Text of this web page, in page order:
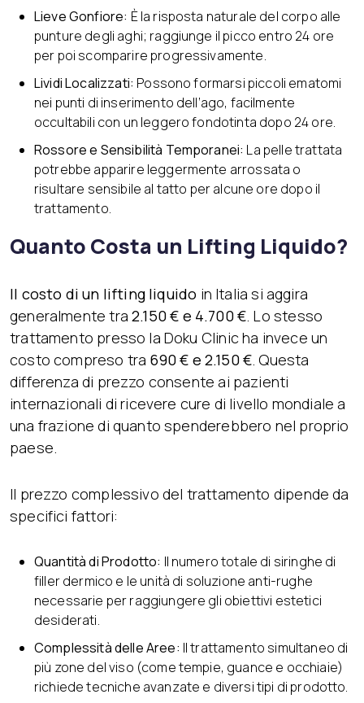
Lieve Gonfiore: È la risposta naturale del corpo alle
punture degli aghi; raggiunge il picco entro 24 ore
per poi scomparire progressivamente.
Lividi Localizzati: Possono formarsi piccoli ematomi
nei punti di inserimento dell’ago, facilmente
occultabili con un leggero fondotinta dopo 24 ore.
Rossore e Sensibilità Temporanei: La pelle trattata
potrebbe apparire leggermente arrossata o
risultare sensibile al tatto per alcune ore dopo il
trattamento.
Quanto Costa un Lifting Liquido?
Il costo di un lifting liquido in Italia si aggira
generalmente tra2.150 € e 4.700 €. Lo stesso
trattamento presso la Doku Clinic ha invece un
costo compreso tra 690 € e 2.150 €. Questa
differenza di prezzo consente ai pazienti
internazionali di ricevere cure di livello mondiale a
una frazione di quanto spenderebbero nel proprio
paese.
Il prezzo complessivo del trattamento dipende da
specifici fattori:
Quantità di Prodotto: Il numero totale di siringhe di
filler dermico e le unità di soluzione anti-rughe
necessarie per raggiungere gli obiettivi estetici
desiderati.
Complessità delle Aree: Il trattamento simultaneo di
più zone del viso (come tempie, guance e occhiaie)
richiede tecniche avanzate e diversi tipi di prodotto.